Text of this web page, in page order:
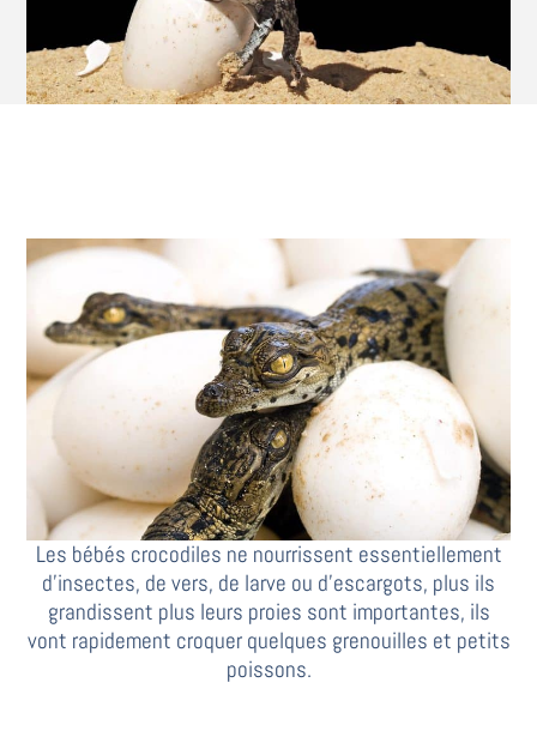
Les bébés crocodiles ne nourrissent essentiellement
d’insectes, de vers, de larve ou d’escargots, plus ils
grandissent plus leurs proies sont importantes, ils
vont rapidement croquer quelques grenouilles et petits
poissons.